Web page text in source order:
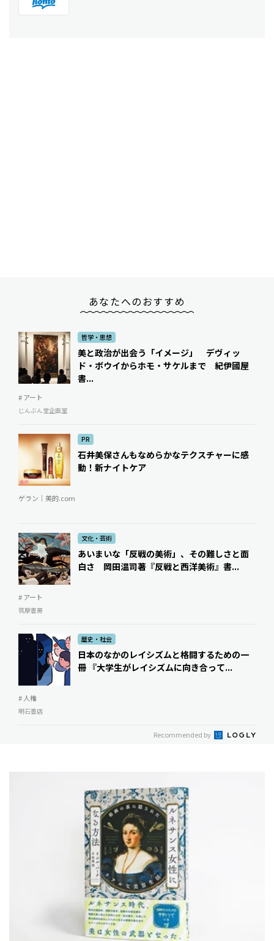
あなたへのおすすめ
哲学・思想
美と政治が出会う「イメージ」 デヴィッ
ド・ボウイからホモ・サケルまで 紀伊國屋
書...
# アート
じんぶん堂企画室
PR
石井美保さんもなめらかなテクスチャーに感
動！新ナイトケア
ゲラン｜美的.com
文化・芸術
あいまいな「反戦の美術」、その難しさと面
白さ ――岡田温司著『反戦と西洋美術』書...
# アート
筑摩書房
歴史・社会
日本のなかのレイシズムと格闘するための一
冊 ――『大学生がレイシズムに向き合って...
# 人権
明石書店
Recommended by